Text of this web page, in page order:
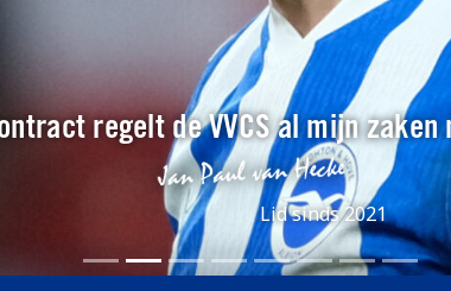
regelt de VVCS al mijn
Lid sinds 2021